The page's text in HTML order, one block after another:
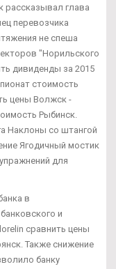
рассказывал глава
перевозчика
не спеша
"Норильского
дивиденды за 2015
стоимость
цены Волжск -
Рыбинск.
Наклоны со штангой
Ягодичный мостик
для
в
и
сравнить цены
Также снижение
банку